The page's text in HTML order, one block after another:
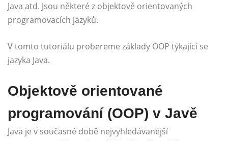
Java atd. Jsou některé z objektově orientovaných
programovacích jazyků.
V tomto tutoriálu probereme základy OOP týkající se
jazyka Java.
Objektově orientované
programování (OOP) v Javě
Java je v současné době nejvyhledávanější